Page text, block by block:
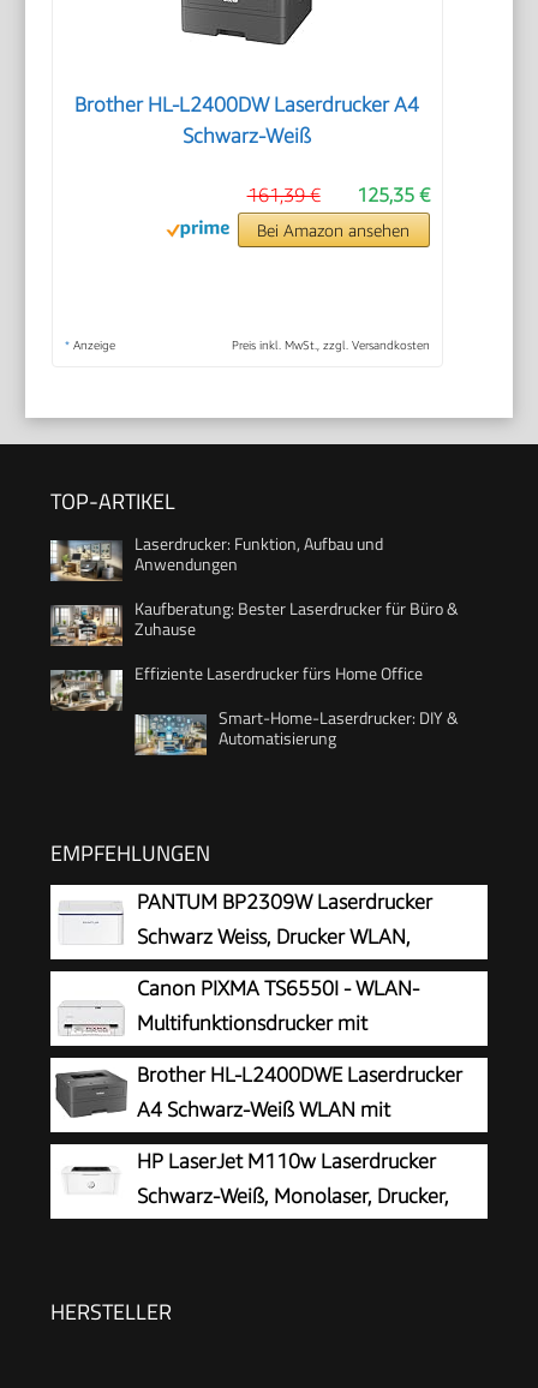
Brother HL-L2400DW Laserdrucker A4
Schwarz-Weiß
125,35 €
161,39 €
Bei Amazon ansehen
* Anzeige Preis inkl. MwSt., zzgl. Versandkosten
TOP-ARTIKEL
Laserdrucker: Funktion, Aufbau und
Anwendungen
Kaufberatung: Bester Laserdrucker für Büro &
Zuhause
Effiziente Laserdrucker fürs Home Office
Smart-Home-Laserdrucker: DIY &
Automatisierung
EMPFEHLUNGEN
PANTUM BP2309W Laserdrucker
Schwarz Weiss, Drucker WLAN,
Airprint, Mopria, Klein für Heim & Büro,
20ppm, Inklusive 500-Seiten-Start-
Tonerkartusche
Canon PIXMA TS6550I - WLAN-
Multifunktionsdrucker mit
Papierkassette und Frontbedienung |
Kabelloses Drucken vom Smartphone leicht
gemacht PIXMA Print Plan kompatibel
Brother HL-L2400DWE Laserdrucker
A4 Schwarz-Weiß WLAN mit
Automatischem Duplexdruck LC-
Display
HP LaserJet M110w Laserdrucker
Schwarz-Weiß, Monolaser, Drucker,
HERSTELLER